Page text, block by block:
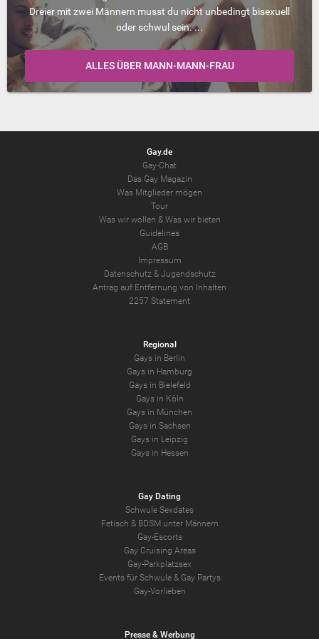
Dreier mit zwei Männern musst du nicht unbedingt bisexuell
oder schwul sein. ...
ALLES ÜBER MANN-MANN-FRAU
Gay.de
Gay-Chat
Das Gay Magazin
Was Mitglieder mögen
Tour
Was wir wollen & Was wir bieten
Guidelines
AGB
Impressum
Datenschutz& Jugendschutz
Antrag auf Entfernung von Inhalten
2257 Statement
Regional
Gays in Berlin
Gays in Hamburg
Gays in Bielefeld
Gays in Köln
Gays in München
Gays in Sachsen
Gays in Leipzig
Gays in Hessen
Gay Dating
Schwule Sexdates
Fetisch & BDSM unter Männern
Gay-Escorts
Gay Cruising Areas
Gay-Parkplatzsex
Events für Schwule & Gay Partys
Gay-Vorlieben
Presse & Werbung